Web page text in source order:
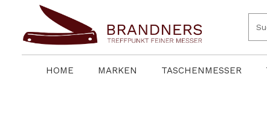
Zur Hauptnavigation springen
HOME MARKEN TASCHENMESSER